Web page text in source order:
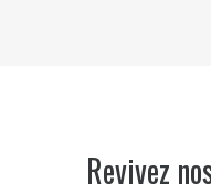
Revivez